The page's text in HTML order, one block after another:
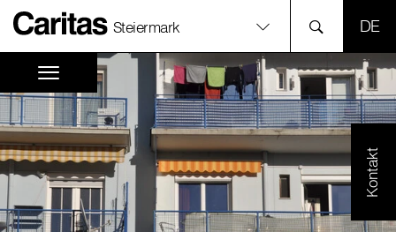
Steiermark
Kontakt